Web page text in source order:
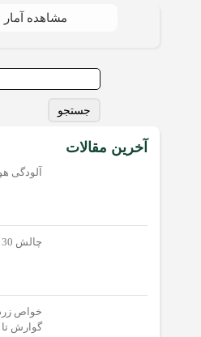
مشاهده آمار
جستجو
برای:
آخرین مقالات
آلودگی
چالش 30 روز بدون قند
خواص
گوارش